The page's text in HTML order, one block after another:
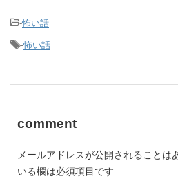
-怖い話
-怖い話
comment
メールアドレスが公開されることは
いる欄は必須項目です